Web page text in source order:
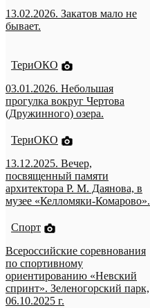
13.02.2026. Закатов мало не
бывает.
ТериОКО
03.01.2026. Небольшая
прогулка вокруг Чертова
(Дружинного) озера.
ТериОКО
13.12.2025. Вечер,
посвященный памяти
архитектора Р. М. Даянова, в
музее «Келломяки-Комарово».
Спорт
Всероссийские соревнования
по спортивному
ориентированию «Невский
спринт». Зеленогорский парк,
06.10.2025 г.